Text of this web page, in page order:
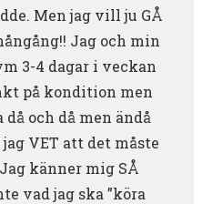
Men jag vill ju GÅ
Jag och min
3-4 dagar i veckan
på kondition men
och då men ändå
VET att det måste
känner mig SÅ
vad jag ska ”köra